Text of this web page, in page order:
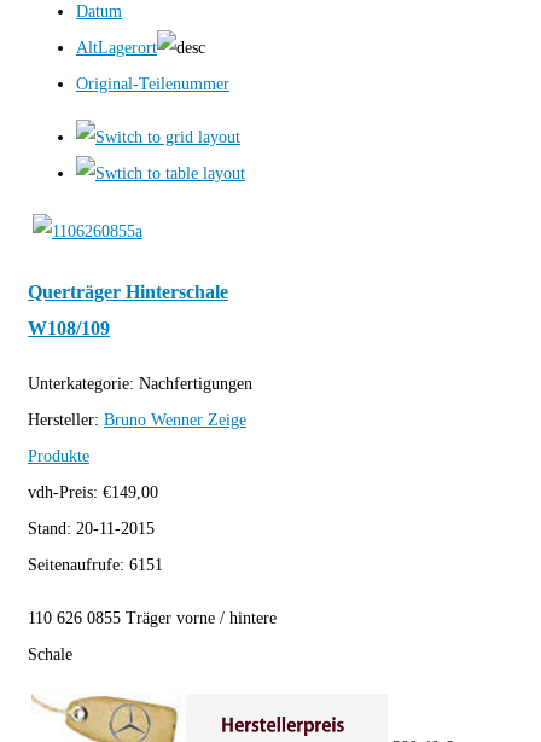
Datum
AltLagerort
Original-Teilenummer
Querträger Hinterschale
W108/109
Unterkategorie: Nachfertigungen
Hersteller: Bruno Wenner Zeige
Produkte
vdh-Preis: €149,00
Stand: 20-11-2015
Seitenaufrufe: 6151
110 626 0855 Träger vorne / hintere
Schale